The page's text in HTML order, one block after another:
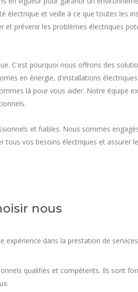
et veille à ce que toutes les
prévenir les problèmes électriques
C'est pourquoi nous offrons des
en énergie, d'installations
là pour vous aider. Notre équipe
et fiables. Nous sommes
vos besoins électriques et assurer
nous
dans la prestation de
qualifiés et compétents. Ils sont